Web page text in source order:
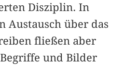
Disziplin. In
Austausch über das
fließen aber
und Bilder